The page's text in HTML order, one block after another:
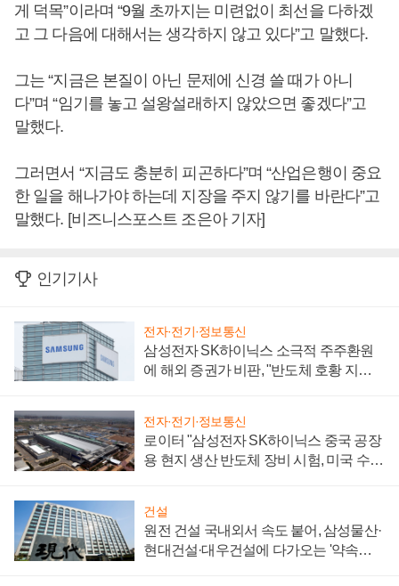
게 덕목”이라며 “9월 초까지는 미련없이 최선을 다하겠
고 그 다음에 대해서는 생각하지 않고 있다”고 말했다.
그는 “지금은 본질이 아닌 문제에 신경 쓸 때가 아니
다”며 “임기를 놓고 설왕설래하지 않았으면 좋겠다”고
말했다.
그러면서 “지금도 충분히 피곤하다”며 “산업은행이 중요
한 일을 해나가야 하는데 지장을 주지 않기를 바란다”고
말했다. [비즈니스포스트 조은아 기자]
인기기사
전자·전기·정보통신
삼성전자 SK하이닉스 소극적 주주환원
에 해외 증권가 비판, "반도체 호황 지속
전자·전기·정보통신
로이터 "삼성전자 SK하이닉스 중국 공장
용 현지 생산 반도체 장비 시험, 미국 수출
건설
원전 건설 국내외서 속도 붙어, 삼성물산·
현대건설·대우건설에 다가오는 '약속의